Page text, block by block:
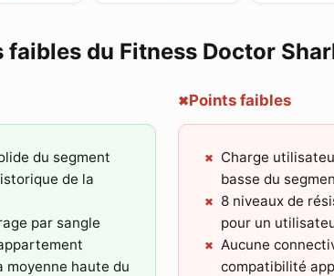
du Fitness Doctor
du segment
de la
par sangle
moyenne haute du
✖Points faibles
Charge
basse du
8 niveaux de
pour un
Aucune
compatibilité